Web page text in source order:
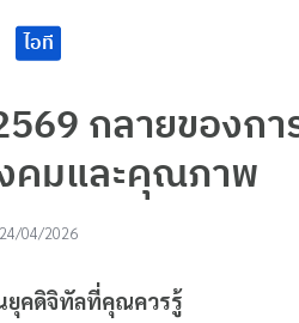
ไอที
กลายของก
คมและคุณภาพ
24/04/2026
ยุคดิจิทัลที่คุณควรรู้